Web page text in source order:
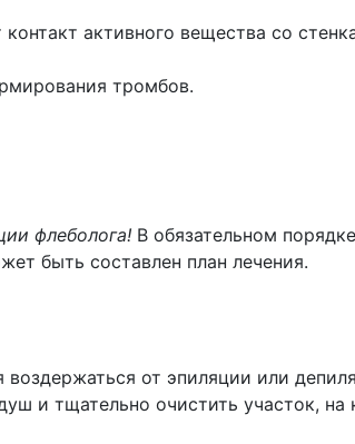
активного вещества со
тромбов.
флеболога! В обязательном
быть составлен план лечения.
от эпиляции или
и тщательно очистить участок, на